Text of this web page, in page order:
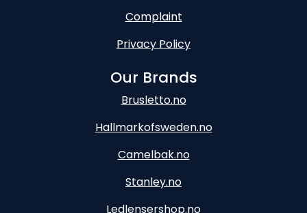
Complaint
Privacy Policy
Our Brands
Brusletto.no
Hallmarkofsweden.no
Camelbak.no
Stanley.no
Ledlensershop.no